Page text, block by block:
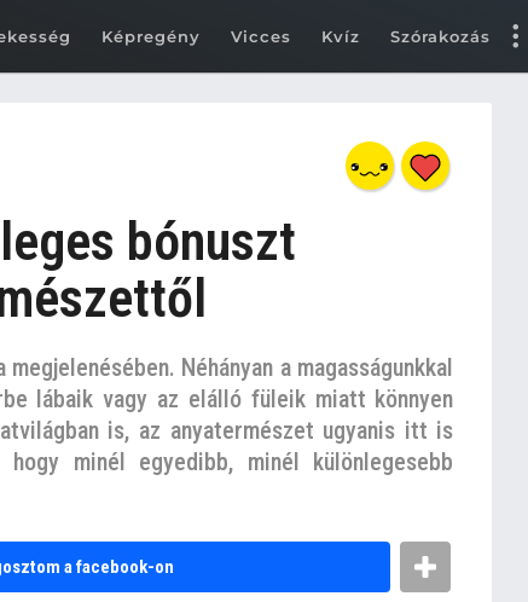
Képregény Vicces Kvíz Szórakozás
bónuszt
Néhányan a magasságunkkal
lábaik vagy az elálló füleik miatt könnyen
is, az anyatermészet ugyanis itt is
minél egyedibb, minél különlegesebb
a facebook-on